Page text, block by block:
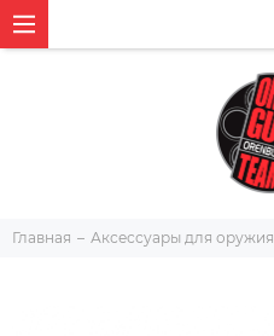
Главная Аксессуары для оружия